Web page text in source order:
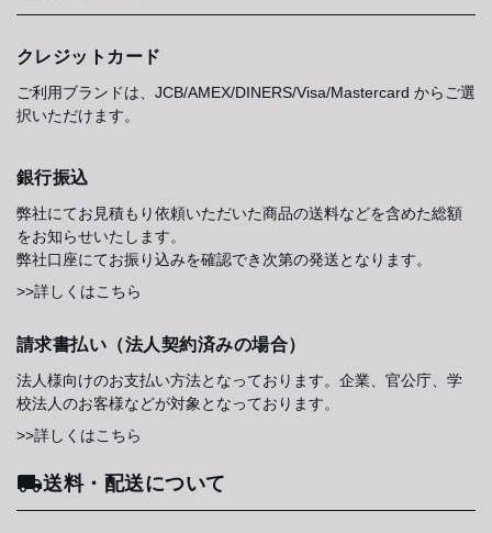
クレジットカード
ご利用ブランドは、JCB/AMEX/DINERS/Visa/Mastercard からご選
択いただけます。
銀行振込
弊社にてお見積もり依頼いただいた商品の送料などを含めた総額
をお知らせいたします。
弊社口座にてお振り込みを確認でき次第の発送となります。
>>詳しくはこちら
請求書払い（法人契約済みの場合）
法人様向けのお支払い方法となっております。企業、官公庁、学
校法人のお客様などが対象となっております。
>>詳しくはこちら
送料・配送について